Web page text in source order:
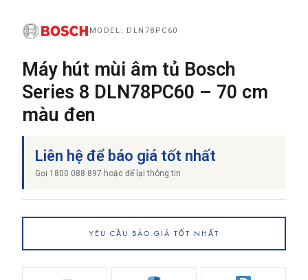
→ GỬI YÊU CẦU BÁO GIÁ
MODEL: DLN78PC60
Máy hút mùi âm tủ Bosch
Series 8 DLN78PC60 – 70 cm
màu đen
Liên hệ để báo giá tốt nhất
Gọi 1800 088 897 hoặc để lại thông tin
YÊU CẦU BÁO GIÁ TỐT NHẤT